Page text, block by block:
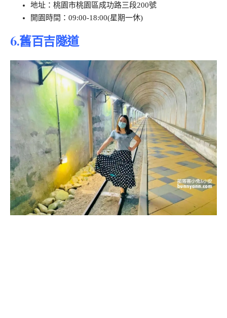
地址：桃園市桃園區成功路三段200號
開園時間：09:00-18:00(星期一休)
6.舊百吉隧道